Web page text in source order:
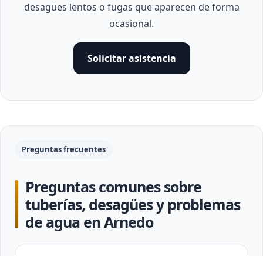
desagües lentos o fugas que aparecen de forma
ocasional.
Solicitar asistencia
Preguntas frecuentes
Preguntas comunes sobre
tuberías, desagües y problemas
de agua en Arnedo